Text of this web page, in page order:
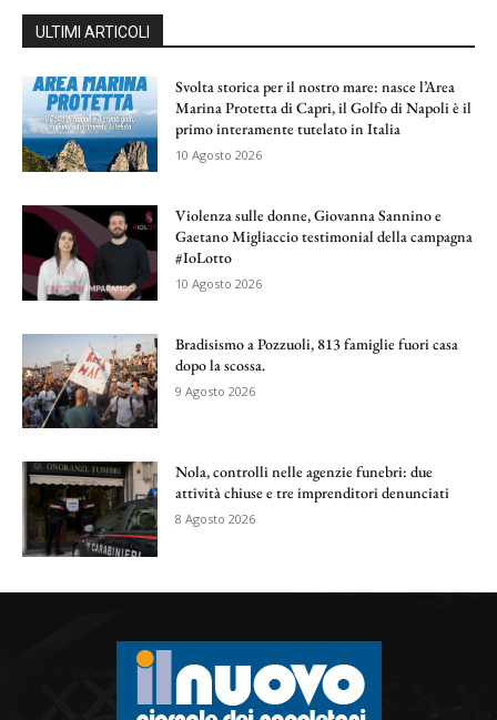
ULTIMI ARTICOLI
Svolta storica per il nostro mare: nasce l’Area
Marina Protetta di Capri, il Golfo di Napoli è il
primo interamente tutelato in Italia
10 Agosto 2026
Violenza sulle donne, Giovanna Sannino e
Gaetano Migliaccio testimonial della campagna
#IoLotto
10 Agosto 2026
Bradisismo a Pozzuoli, 813 famiglie fuori casa
dopo la scossa.
9 Agosto 2026
Nola, controlli nelle agenzie funebri: due
attività chiuse e tre imprenditori denunciati
8 Agosto 2026